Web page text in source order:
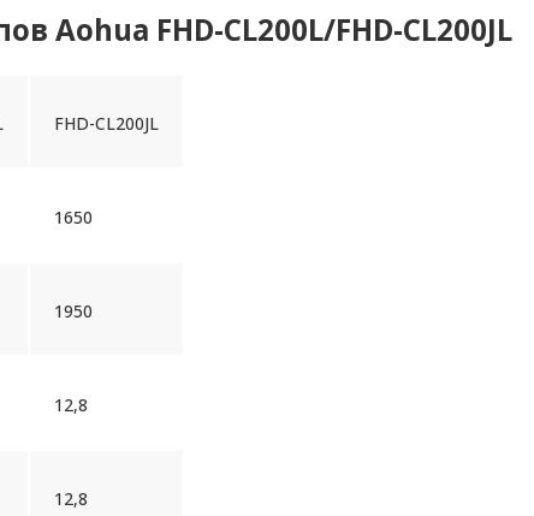
Aohua FHD-CL200L/FHD-CL200JL
FHD-CL200JL
1650
1950
12,8
12,8